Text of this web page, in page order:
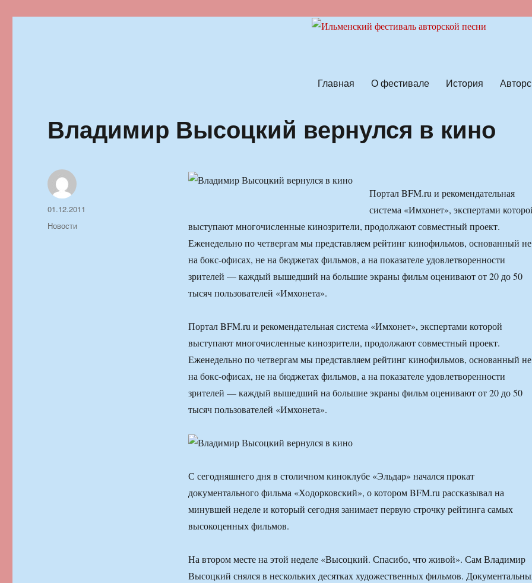
Главная О фестивале История
Владимир Высоцкий вернулся в кино
Портал BFM.ru и рекомендательная
система «Имхонет», экспертами
выступают многочисленные кинозрители, продолжают совместный проект.
Еженедельно по четвергам мы представляем рейтинг кинофильмов, основанный не
на бокс-офисах, не на бюджетах фильмов, а на показателе удовлетворенности
зрителей — каждый вышедший на большие экраны фильм оценивают от 20 до 50
тысяч пользователей «Имхонета».
Портал BFM.ru и рекомендательная система «Имхонет», экспертами которой
выступают многочисленные кинозрители, продолжают совместный проект.
Еженедельно по четвергам мы представляем рейтинг кинофильмов, основанный не
на бокс-офисах, не на бюджетах фильмов, а на показателе удовлетворенности
зрителей — каждый вышедший на большие экраны фильм оценивают от 20 до 50
тысяч пользователей «Имхонета».
С сегодняшнего дня в столичном киноклубе «Эльдар» начался прокат
документального фильма «Ходорковский», о котором BFM.ru рассказывал на
минувшей неделе и который сегодня занимает первую строчку рейтинга самых
высокоценных фильмов.
На втором месте на этой неделе «Высоцкий. Спасибо, что живой». Сам Владимир
Высоцкий снялся в нескольких десятках художественных фильмов.
Автор
Опубликовано
01.12.2011
Рубрики
Новости